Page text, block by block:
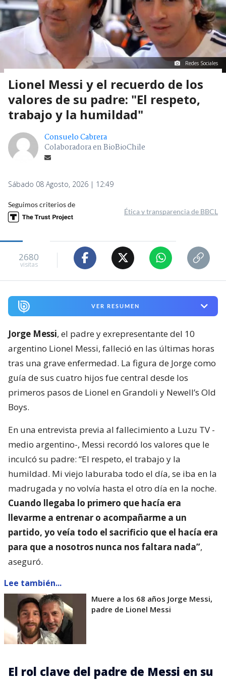
Redes Sociales
Lionel Messi y el recuerdo de los
valores de su padre: "El respeto,
trabajo y la humildad"
Consuelo Cabrera
Colaboradora en BioBioChile
Sábado 08 Agosto, 2026 | 12:49
Seguimos criterios de
Ética y transparencia de BBCL
2680
visitas
VER RESUMEN
Jorge Messi, el padre y exrepresentante del 10
argentino Lionel Messi, falleció en las últimas horas
tras una grave enfermedad. La figura de Jorge como
guía de sus cuatro hijos fue central desde los
primeros pasos de Lionel en Grandoli y Newell’s Old
Boys.
En una entrevista previa al fallecimiento a Luzu TV -
medio argentino-, Messi recordó los valores que le
inculcó su padre: “El respeto, el trabajo y la
humildad. Mi viejo laburaba todo el día, se iba en la
madrugada y no volvía hasta el otro día en la noche.
Cuando llegaba lo primero que hacía era
llevarme a entrenar o acompañarme a un
partido, yo veía todo el sacrificio que el hacía era
para que a nosotros nunca nos faltara nada”,
aseguró.
Lee también...
Muere a los 68 años Jorge Messi,
padre de Lionel Messi
El rol clave del padre de Messi en su